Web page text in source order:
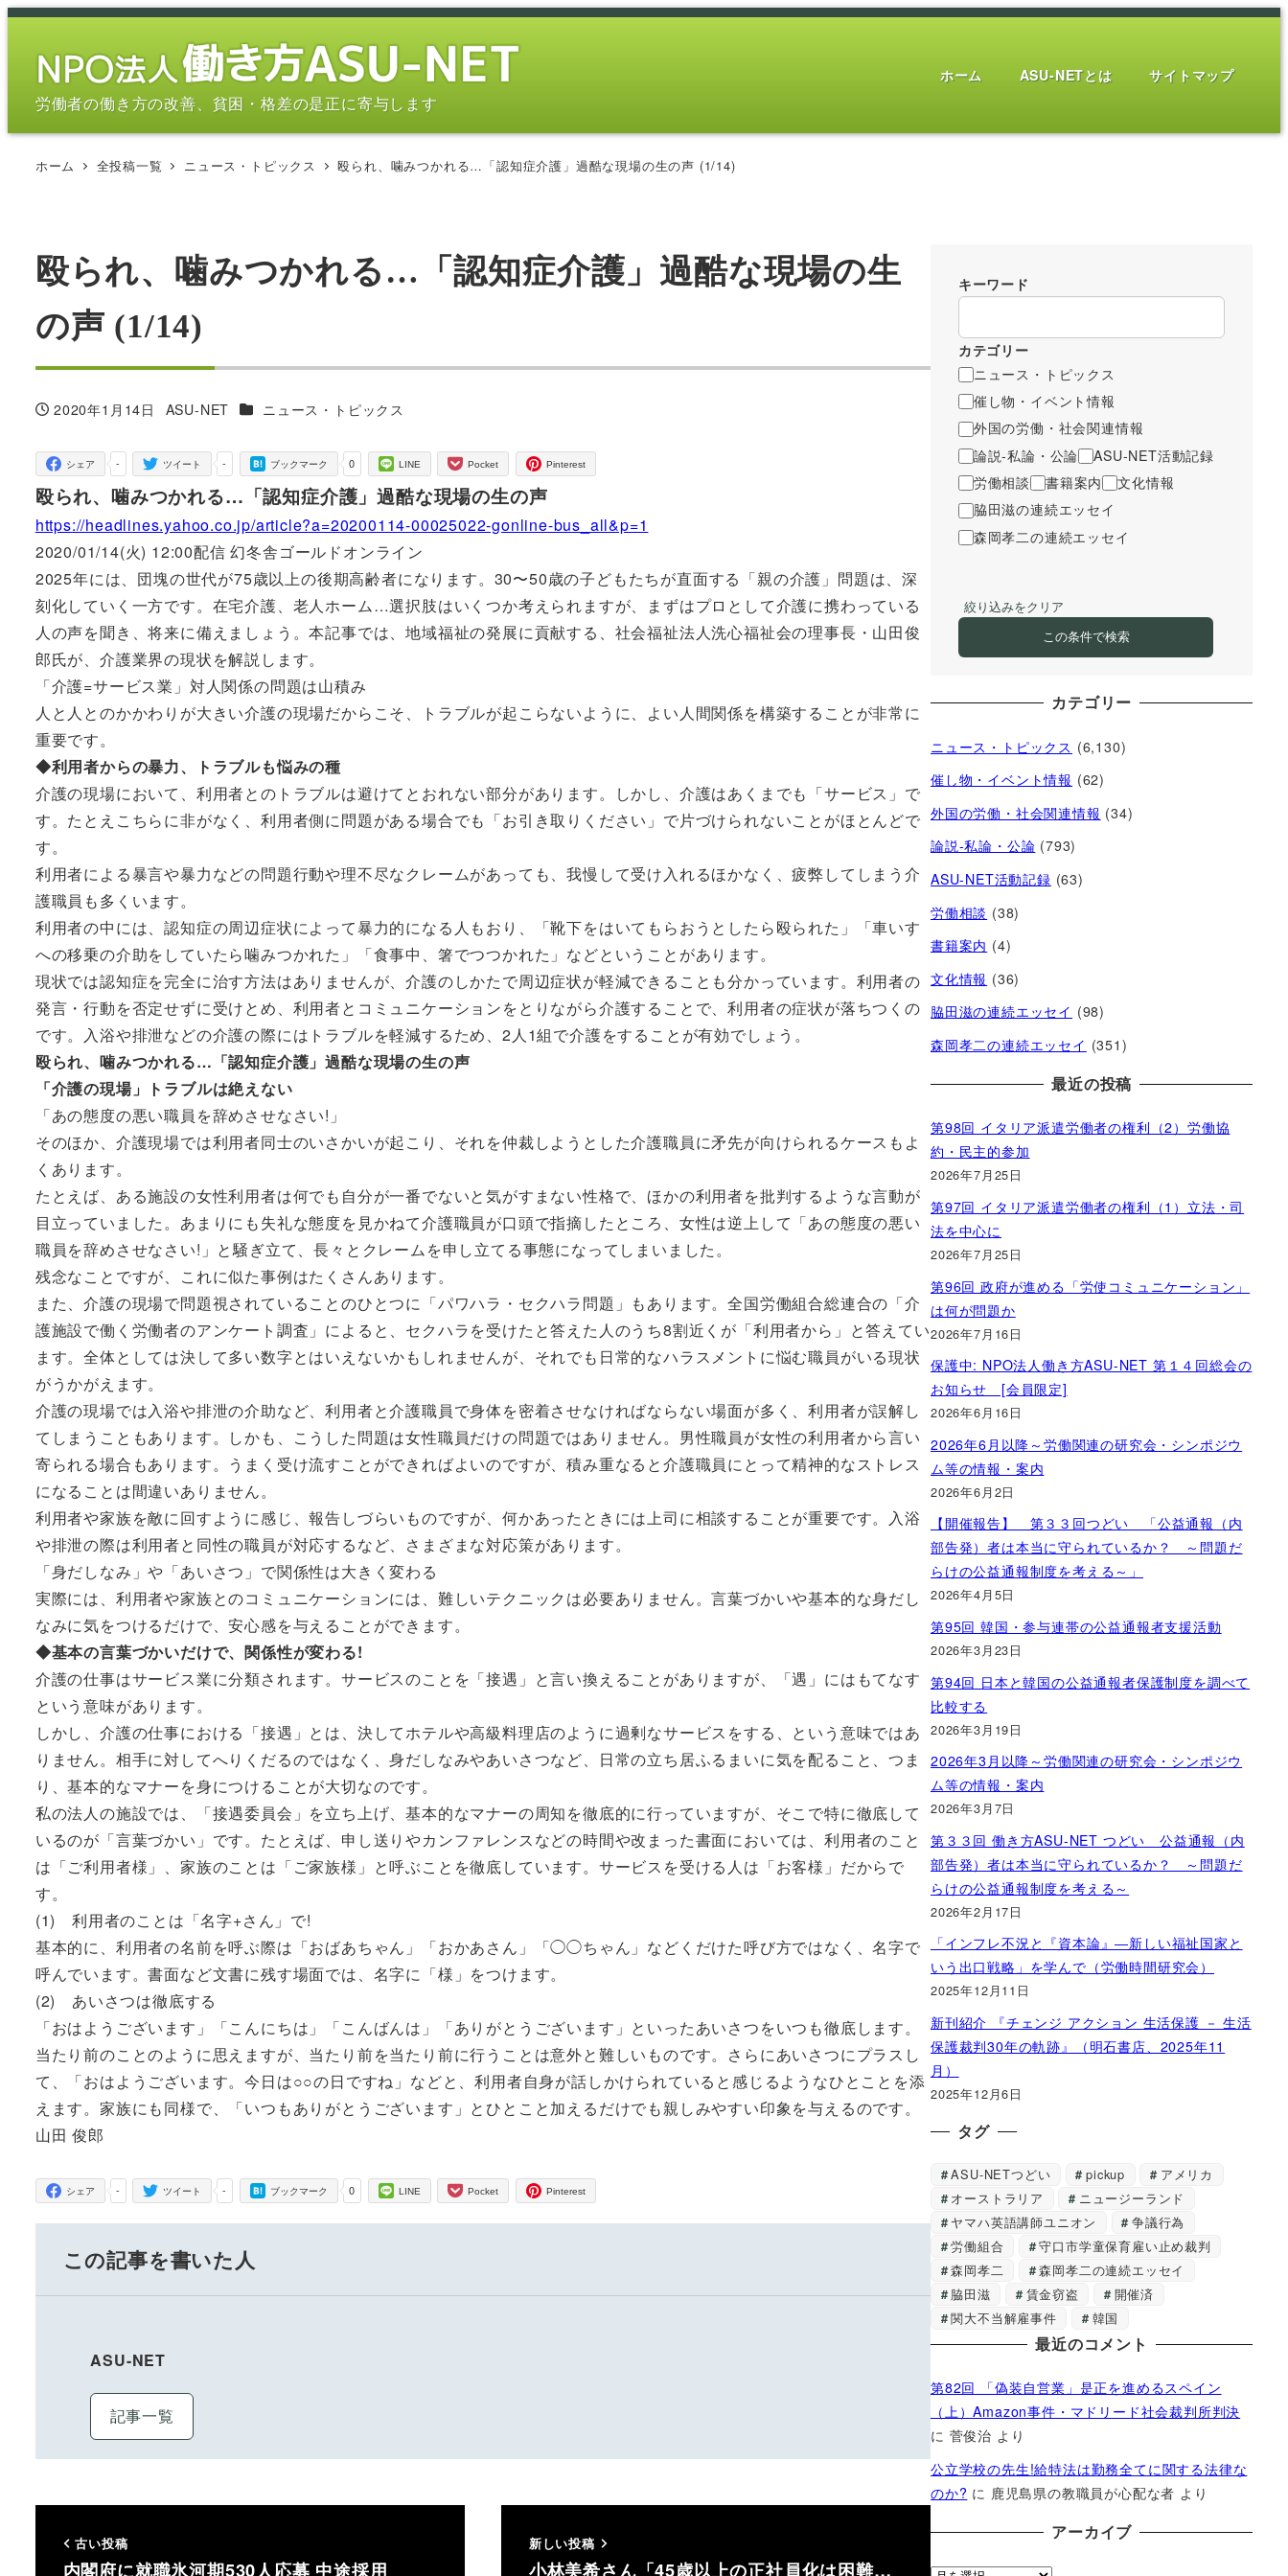
メ
労働者の働き方の改善、貧困・格差の是正に寄与します
ホーム ASU-NETとは サイトマップ
ホーム 全投稿一覧 ニュース・トピックス 殴られ、噛みつかれる…「認知症介護」過酷な現場の生の声 (1/14)
殴られ、噛みつかれる…「認知症介護」過酷な現場の生
の声 (1/14)
投稿日
2020年1月14日
著
ASU-NET カテゴリー
ニュース・トピックス
-
シェア -
ツイート 0
ブックマーク LINE Pocket Pinterest
殴られ、噛みつかれる…「認知症介護」過酷な現場の生の声
https://headlines.yahoo.co.jp/article?a=20200114-00025022-gonline-bus_all&p=1
2020/01/14(火) 12:00配信 幻冬舎ゴールドオンライン
2025年には、団塊の世代が75歳以上の後期高齢者になります。30〜50歳の子どもたちが直面する「親の介護」問題は、深
刻化していく一方です。在宅介護、老人ホーム…選択肢はいくつか考えられますが、まずはプロとして介護に携わっている
人の声を聞き、将来に備えましょう。本記事では、地域福祉の発展に貢献する、社会福祉法人洗心福祉会の理事長・山田俊
郎氏が、介護業界の現状を解説します。
「介護=サービス業」対人関係の問題は山積み
人と人とのかかわりが大きい介護の現場だからこそ、トラブルが起こらないように、よい人間関係を構築することが非常に
重要です。
◆利用者からの暴力、トラブルも悩みの種
介護の現場において、利用者とのトラブルは避けてとおれない部分があります。しかし、介護はあくまでも「サービス」で
す。たとえこちらに非がなく、利用者側に問題がある場合でも「お引き取りください」で片づけられないことがほとんどで
す。
利用者による暴言や暴力などの問題行動や理不尽なクレームがあっても、我慢して受け入れるほかなく、疲弊してしまう介
護職員も多くいます。
利用者の中には、認知症の周辺症状によって暴力的になる人もおり、「靴下をはいてもらおうとしたら殴られた」「車いす
への移乗の介助をしていたら噛みつかれた」「食事中、箸でつつかれた」などということがあります。
現状では認知症を完全に治す方法はありませんが、介護のしかたで周辺症状が軽減できることも分かっています。利用者の
発言・行動を否定せずに受けとめ、利用者とコミュニケーションをとりながら介護することで、利用者の症状が落ちつくの
です。入浴や排泄などの介護の際にはトラブルを軽減するため、2人1組で介護をすることが有効でしょう。
殴られ、噛みつかれる…「認知症介護」過酷な現場の生の声
「介護の現場」トラブルは絶えない
「あの態度の悪い職員を辞めさせなさい!」
そのほか、介護現場では利用者同士のいさかいが起こり、それを仲裁しようとした介護職員に矛先が向けられるケースもよ
くあります。
たとえば、ある施設の女性利用者は何でも自分が一番でないと気がすまない性格で、ほかの利用者を批判するような言動が
目立っていました。あまりにも失礼な態度を見かねて介護職員が口頭で指摘したところ、女性は逆上して「あの態度の悪い
職員を辞めさせなさい!」と騒ぎ立て、長々とクレームを申し立てる事態になってしまいました。
残念なことですが、これに似た事例はたくさんあります。
また、介護の現場で問題視されていることのひとつに「パワハラ・セクハラ問題」もあります。全国労働組合総連合の「介
護施設で働く労働者のアンケート調査」によると、セクハラを受けたと答えた人のうち8割近くが「利用者から」と答えてい
ます。全体としては決して多い数字とはいえないかもしれませんが、それでも日常的なハラスメントに悩む職員がいる現状
がうかがえます。
介護の現場では入浴や排泄の介助など、利用者と介護職員で身体を密着させなければならない場面が多く、利用者が誤解し
てしまうこともあります。しかも、こうした問題は女性職員だけの問題ではありません。男性職員が女性の利用者から言い
寄られる場合もあります。うまく受け流すことができればよいのですが、積み重なると介護職員にとって精神的なストレス
になることは間違いありません。
利用者や家族を敵に回すように感じ、報告しづらいものですが、何かあったときには上司に相談することが重要です。入浴
や排泄の際は利用者と同性の職員が対応するなど、さまざまな対応策があります。
「身だしなみ」や「あいさつ」で関係性は大きく変わる
実際には、利用者や家族とのコミュニケーションには、難しいテクニックは必要ありません。言葉づかいや基本的な身だし
なみに気をつけるだけで、安心感を与えることができます。
◆基本の言葉づかいだけで、関係性が変わる!
介護の仕事はサービス業に分類されます。サービスのことを「接遇」と言い換えることがありますが、「遇」にはもてなす
という意味があります。
しかし、介護の仕事における「接遇」とは、決してホテルや高級料理店のように過剰なサービスをする、という意味ではあ
りません。相手に対してへりくだるのではなく、身だしなみやあいさつなど、日常の立ち居ふるまいに気を配ること、つま
り、基本的なマナーを身につけることが大切なのです。
私の法人の施設では、「接遇委員会」を立ち上げ、基本的なマナーの周知を徹底的に行っていますが、そこで特に徹底して
いるのが「言葉づかい」です。たとえば、申し送りやカンファレンスなどの時間や改まった書面においては、利用者のこと
は「ご利用者様」、家族のことは「ご家族様」と呼ぶことを徹底しています。サービスを受ける人は「お客様」だからで
す。
(1) 利用者のことは「名字+さん」で!
基本的に、利用者の名前を呼ぶ際は「おばあちゃん」「おかあさん」「◯◯ちゃん」などくだけた呼び方ではなく、名字で
呼んでいます。書面など文書に残す場面では、名字に「様」をつけます。
(2) あいさつは徹底する
「おはようございます」「こんにちは」「こんばんは」「ありがとうございます」といったあいさつをいつも徹底します。
当たり前のことのように思えますが、当たり前を当たり前に行うことは意外と難しいものです。さらにあいさつにプラスし
て、「おはようございます。今日は○○の日ですね」などと、利用者自身が話しかけられていると感じるようなひとことを添
えます。家族にも同様で、「いつもありがとうございます」とひとこと加えるだけでも親しみやすい印象を与えるのです。
山田 俊郎
-
シェア -
ツイート 0
ブックマーク LINE Pocket Pinterest
この記事を書いた人
ASU-NET
記事一覧
古い投稿
内閣府に就職氷河期530人応募 中途採用
新しい投稿
小林美希さん「45歳以上の正社員化は困難…
キーワード
カテゴリー
ニュース・トピックス
催し物・イベント情報
外国の労働・社会関連情報
論説-私論・公論
ASU-NET活動記録
労働相談
書籍案内
文化情報
脇田滋の連続エッセイ
森岡孝二の連続エッセイ
絞り込みをクリア
この条件で検索
カテゴリー
ニュース・トピックス (6,130)
催し物・イベント情報 (62)
外国の労働・社会関連情報 (34)
論説-私論・公論 (793)
ASU-NET活動記録 (63)
労働相談 (38)
書籍案内 (4)
文化情報 (36)
脇田滋の連続エッセイ (98)
森岡孝二の連続エッセイ (351)
最近の投稿
第98回 イタリア派遣労働者の権利（2）労働協
約・民主的参加
2026年7月25日
第97回 イタリア派遣労働者の権利（1）立法・司
法を中心に
2026年7月25日
第96回 政府が進める「労使コミュニケーション」
は何が問題か
2026年7月16日
保護中: NPO法人働き方ASU-NET 第１４回総会の
お知らせ [会員限定]
2026年6月16日
2026年6月以降～労働関連の研究会・シンポジウ
ム等の情報・案内
2026年6月2日
【開催報告】 第３３回つどい 「公益通報（内
部告発）者は本当に守られているか？ ～問題だ
らけの公益通報制度を考える～」
2026年4月5日
第95回 韓国・参与連帯の公益通報者支援活動
2026年3月23日
第94回 日本と韓国の公益通報者保護制度を調べて
比較する
2026年3月19日
2026年3月以降～労働関連の研究会・シンポジウ
ム等の情報・案内
2026年3月7日
第３３回 働き方ASU-NET つどい 公益通報（内
部告発）者は本当に守られているか？ ～問題だ
らけの公益通報制度を考える～
2026年2月17日
「インフレ不況と『資本論』―新しい福祉国家と
いう出口戦略」を学んで（労働時間研究会）
2025年12月11日
新刊紹介 『チェンジ アクション 生活保護 － 生活
保護裁判30年の軌跡』（明石書店、2025年11
月）
2025年12月6日
タグ
ASU-NETつどい pickup
アメリカ
オーストラリア
ニュージーランド
ヤマハ英語講師ユニオン
争議行為
労働組合
守口市学童保育雇い止め裁判
森岡孝二
森岡孝二の連続エッセイ
脇田滋
賃金窃盗
開催済
関大不当解雇事件
韓国
最近のコメント
第82回 「偽装自営業」是正を進めるスペイン
（上）Amazon事件・マドリード社会裁判所判決
に 菅俊治 より
公立学校の先生!給特法は勤務全てに関する法律な
のか? に 鹿児島県の教職員が心配な者 より
アーカイブ